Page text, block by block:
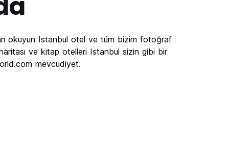
okuyun Istanbul otel ve tüm bizim fotoğraf
ve kitap otelleri Istanbul sizin gibi bir
mevcudiyet.